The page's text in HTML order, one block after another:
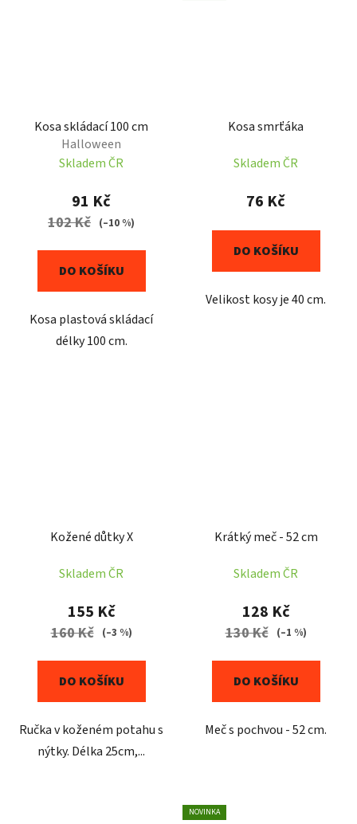
Kosa skládací 100 cm
Halloween
Skladem ČR
91 Kč
102 Kč (–10 %)
DO KOŠÍKU
Kosa plastová skládací
délky 100 cm.
Kosa smrťáka
Skladem ČR
76 Kč
DO KOŠÍKU
Velikost kosy je 40 cm.
Kožené důtky X
Skladem ČR
155 Kč
160 Kč (–3 %)
DO KOŠÍKU
Ručka v koženém potahu s
nýtky. Délka 25cm,...
Krátký meč - 52 cm
Skladem ČR
128 Kč
130 Kč (–1 %)
DO KOŠÍKU
Meč s pochvou - 52 cm.
NOVINKA